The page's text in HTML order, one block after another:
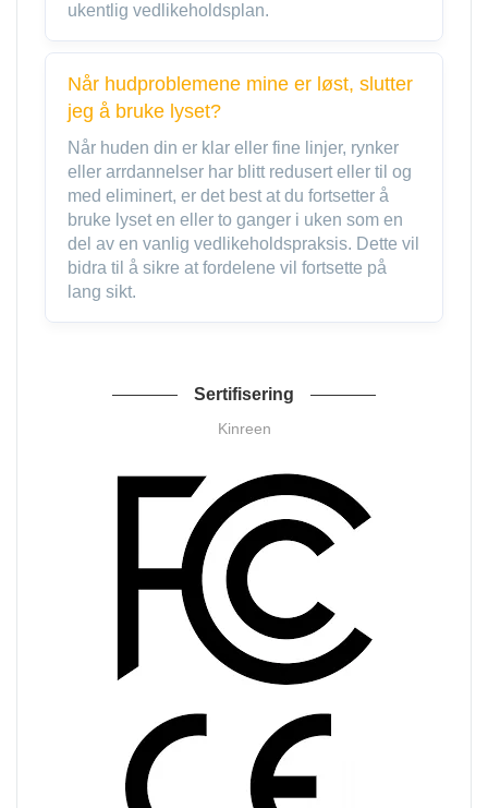
ukentlig vedlikeholdsplan.
Når hudproblemene mine er løst, slutter
jeg å bruke lyset?
Når huden din er klar eller fine linjer, rynker
eller arrdannelser har blitt redusert eller til og
med eliminert, er det best at du fortsetter å
bruke lyset en eller to ganger i uken som en
del av en vanlig vedlikeholdspraksis. Dette vil
bidra til å sikre at fordelene vil fortsette på
lang sikt.
Sertifisering
Kinreen